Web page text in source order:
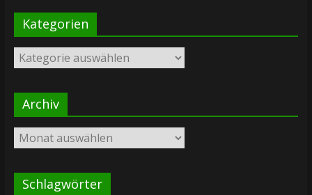
Kategorien
Kategorien
Archiv
Archiv
Schlagwörter